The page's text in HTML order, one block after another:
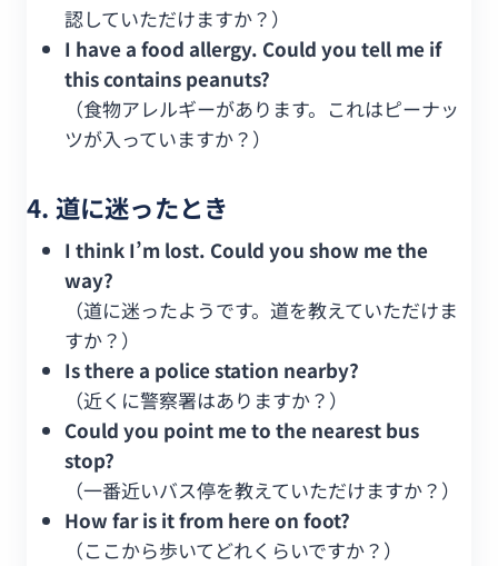
認していただけますか？）
I have a food allergy. Could you tell me if
this contains peanuts?
（食物アレルギーがあります。これはピーナッ
ツが入っていますか？）
4. 道に迷ったとき
I think I’m lost. Could you show me the
way?
（道に迷ったようです。道を教えていただけま
すか？）
Is there a police station nearby?
（近くに警察署はありますか？）
Could you point me to the nearest bus
stop?
（一番近いバス停を教えていただけますか？）
How far is it from here on foot?
（ここから歩いてどれくらいですか？）